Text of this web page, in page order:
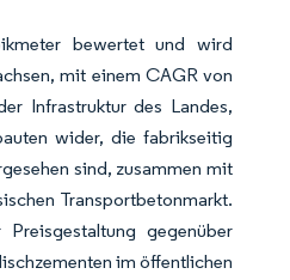
bewertet und wird
mit einem CAGR von
Infrastruktur des Landes,
wider, die fabrikseitig
sind, zusammen mit
Transportbetonmarkt.
gegenüber
im öffentlichen